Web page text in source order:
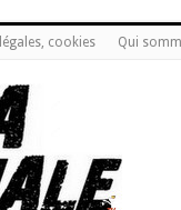
cookies Qui